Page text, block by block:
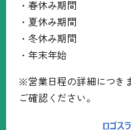
・春休み期間
・夏休み期間
・冬休み期間
・年末年始
※営業日程の詳細につき
ご確認ください。